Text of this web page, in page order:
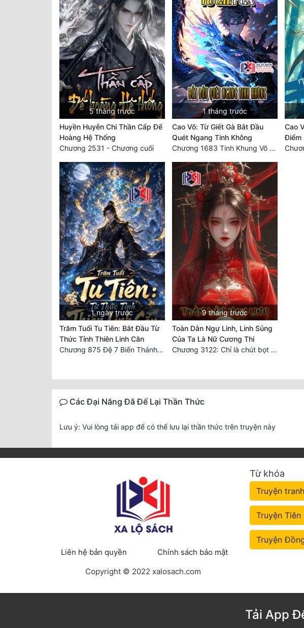
5 tháng trước
Huyền Huyễn Chi Thần Cấp Đế
Hoàng Hệ Thống
Chương 2531 - Chương cuối
1 tháng trước
Cao Võ: Từ Giết Gà Bắt Đầu
Quét Ngang Tinh Không
Chương 1683 Tinh Khung Võ Thánh (Hết)
Cao
Điểm
1 ngày trước
Trăm Tuổi Tu Tiên: Bắt Đầu Từ
Thức Tỉnh Thiên Linh Căn
Chương 875 Đệ 7 Biến Thánh Long Biến!
9 tháng trước
Toàn Dân Ngự Linh, Linh Sủng
Của Ta Là Nữ Cương Thi
Chương 3122: Chỉ là chút bọt nước! Điều kiện và tài liệu!**
Các Đại Năng Đã Để Lại Thần Thức
Lưu ý: Vui lòng tải app để có thể lưu lại thần thức trên truyện này
Liên hệ bản quyền
Chính sách bảo mật
Copyright © 2022 xalosach.com
Từ khóa
Truyện tranh
Truyện Tiên
Truyện
Tải App